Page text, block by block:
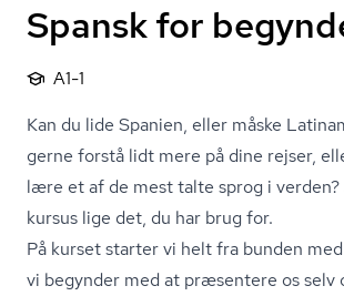
Spansk for
A1-1
Kan du lide Spanien, eller måske
gerne forstå lidt mere på dine rejser,
lære et af de mest talte sprog i verden?
kursus lige det, du har brug for.
På kurset starter vi helt fra bunden
vi begynder med at præsentere os selv